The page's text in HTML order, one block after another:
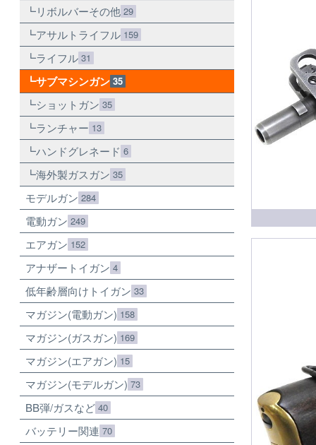
リボルバーその他 29
アサルトライフル 159
ライフル 31
サブマシンガン 35
ショットガン 35
ランチャー 13
ハンドグレネード 6
海外製ガスガン 35
モデルガン 284
電動ガン 249
エアガン 152
アナザートイガン 4
低年齢層向けトイガン 33
マガジン(電動ガン) 158
マガジン(ガスガン) 169
マガジン(エアガン) 15
マガジン(モデルガン) 73
BB弾/ガスなど 40
バッテリー関連 70